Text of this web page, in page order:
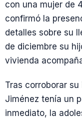
con una mujer de
confirmó la
detalles sobre su
de diciembre su
vivienda
Tras corroborar
Jiménez tenía un
inmediato, la